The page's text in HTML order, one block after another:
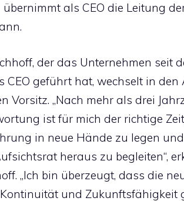
als CEO die Leitung
der das Unternehmen seit
CEO geführt hat, wechselt in
Vorsitz. „Nach mehr als drei
ist für mich der richtige
in neue Hände zu legen
heraus zu begleiten“,
„Ich bin überzeugt, dass die
und Zukunftsfähigkeit